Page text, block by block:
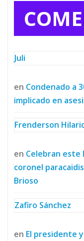
Juli
en Condenado a
implicado en
Frenderson
en Celebran este
coronel
Brioso
Zafiro Sánchez
en El presidente